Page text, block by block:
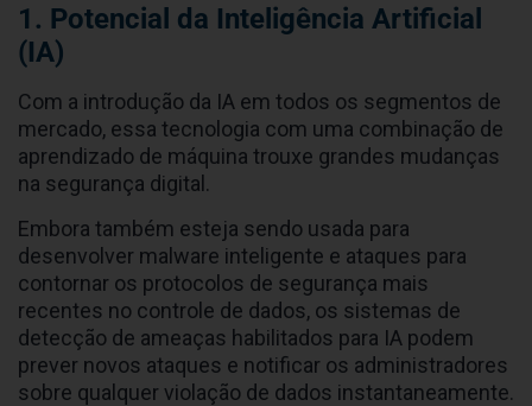
1. Potencial da Inteligência Artificial
(IA)
Com a introdução da IA em todos os segmentos de
mercado, essa tecnologia com uma combinação de
aprendizado de máquina trouxe grandes mudanças
na segurança digital.
Embora também esteja sendo usada para
desenvolver malware inteligente e ataques para
contornar os protocolos de segurança mais
recentes no controle de dados, os sistemas de
detecção de ameaças habilitados para IA podem
prever novos ataques e notificar os administradores
sobre qualquer violação de dados instantaneamente.